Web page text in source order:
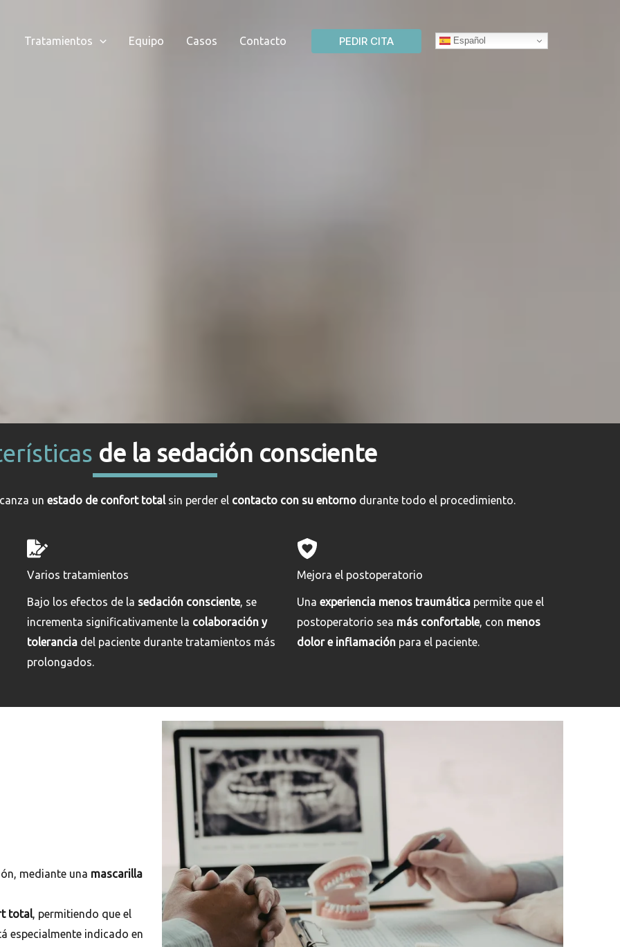
Tratamientos Equipo Casos Contacto PEDIR CITA Español
de la sedación consciente
un estado de confort totalsin perder el contacto con su entornodurante todo el procedimiento.
Varios tratamientos
Bajo los efectos de la sedación consciente, se
incrementa significativamente la colaboración y
tolerancia del paciente durante tratamientos más
prolongados.
Mejora el postoperatorio
Una experiencia menos traumáticapermite que el
postoperatorio sea más confortable, con menos
dolor e inflamaciónpara el paciente.
mediante una mascarilla
total, permitiendo que el
especialmente indicado en